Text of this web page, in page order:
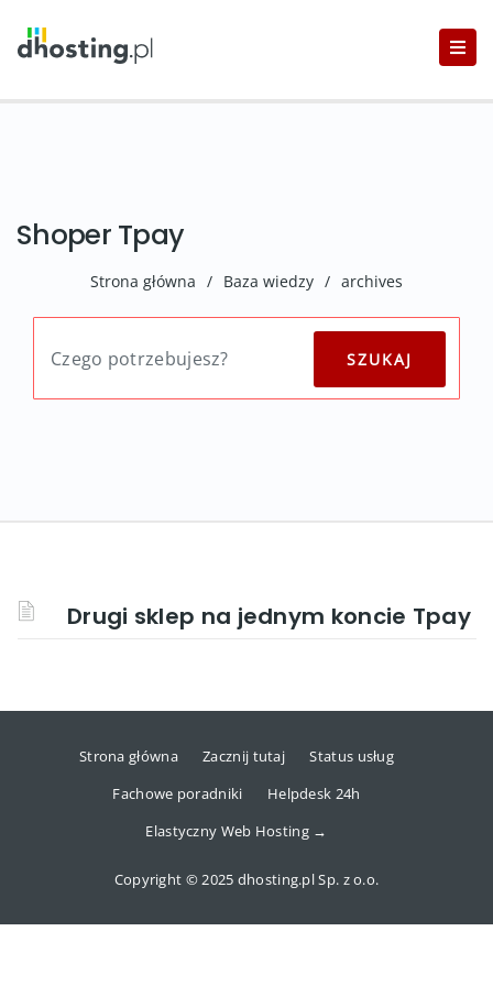
Shoper Tpay
Strona główna / Baza wiedzy / archives
Drugi sklep na jednym koncie Tpay
Strona główna Zacznij tutaj
Status usług
Fachowe poradniki
Helpdesk 24h
Elastyczny Web Hosting →
Copyright © 2025 dhosting.pl Sp. z o.o.